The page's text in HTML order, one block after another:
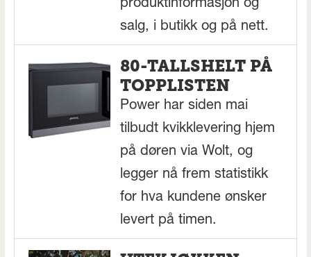
produktinformasjon og
salg, i butikk og på nett.
80-TALLSHELT PÅ
TOPPLISTEN
Power har siden mai
tilbudt kvikklevering hjem
på døren via Wolt, og
legger nå frem statistikk
for hva kundene ønsker
levert på timen.